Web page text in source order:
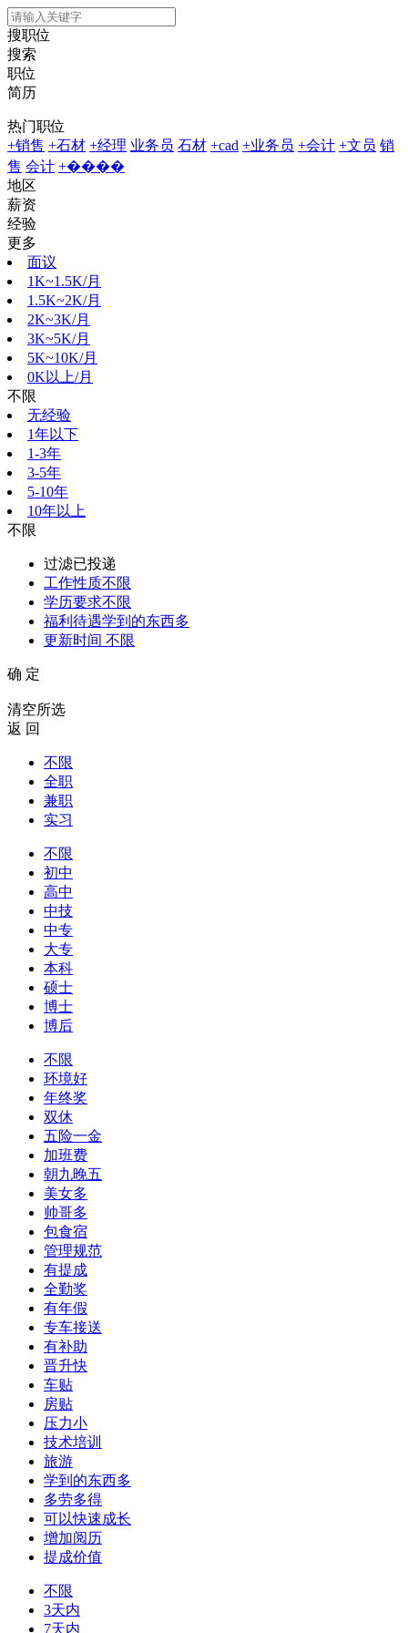
搜职位
搜索
职位
简历
热门职位
+销售 +石材 +经理 业务员 石材 +cad +业务员 +会计 +文员 销
售 会计 +����
地区
薪资
经验
更多
面议
1K~1.5K/月
1.5K~2K/月
2K~3K/月
3K~5K/月
5K~10K/月
0K以上/月
不限
无经验
1年以下
1-3年
3-5年
5-10年
10年以上
不限
过滤已投递
工作性质不限
学历要求不限
福利待遇学到的东西多
更新时间 不限
确 定
清空所选
返 回
不限
全职
兼职
实习
不限
初中
高中
中技
中专
大专
本科
硕士
博士
博后
不限
环境好
年终奖
双休
五险一金
加班费
朝九晚五
美女多
帅哥多
包食宿
管理规范
有提成
全勤奖
有年假
专车接送
有补助
晋升快
车贴
房贴
压力小
技术培训
旅游
学到的东西多
多劳多得
可以快速成长
增加阅历
提成价值
不限
3天内
7天内